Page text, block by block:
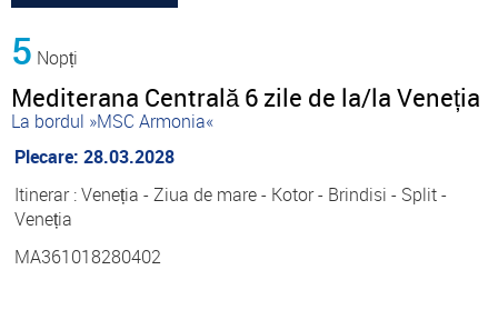
5 Nopți
Mediterana Centrală 6 zile de la/la Veneția
La bordul »MSC Armonia«
Plecare: 28.03.2028
Itinerar : Veneția - Ziua de mare - Kotor - Brindisi - Split -
Veneția
MA361018280402